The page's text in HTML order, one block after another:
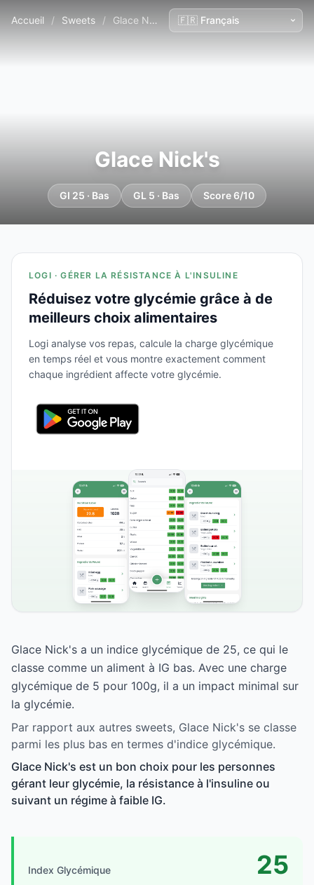
Accueil / Sweets / Glace Nick's
Glace Nick's
GI 25 · Bas GL 5 · Bas Score 6/10
LOGI · GÉRER LA RÉSISTANCE À L'INSULINE
Réduisez votre glycémie grâce à de
meilleurs choix alimentaires
Logi analyse vos repas, calcule la charge glycémique
en temps réel et vous montre exactement comment
chaque ingrédient affecte votre glycémie.
Glace Nick's a un indice glycémique de 25, ce qui le
classe comme un aliment à IG bas. Avec une charge
glycémique de 5 pour 100g, il a un impact minimal sur
la glycémie.
Par rapport aux autres sweets, Glace Nick's se classe
parmi les plus bas en termes d'indice glycémique.
Glace Nick's est un bon choix pour les personnes
gérant leur glycémie, la résistance à l'insuline ou
suivant un régime à faible IG.
Index Glycémique 25